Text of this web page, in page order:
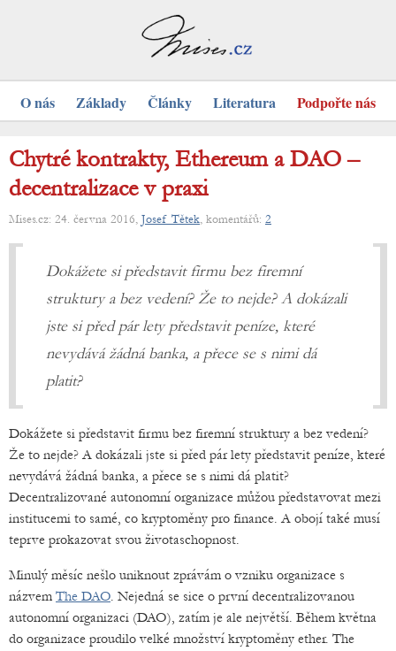
O nás Základy Články Literatura Podpořte nás
Chytré kontrakty, Ethereum a DAO –
decentralizace v praxi
Mises.cz: 24. června 2016, Josef Tětek, komentářů: 2
Dokážete si představit firmu bez firemní
struktury a bez vedení? Že to nejde? A dokázali
jste si před pár lety představit peníze, které
nevydává žádná banka, a přece se s nimi dá
platit?
Dokážete si představit firmu bez firemní struktury a bez vedení?
Že to nejde? A dokázali jste si před pár lety představit peníze, které
nevydává žádná banka, a přece se s nimi dá platit?
Decentralizované autonomní organizace můžou představovat mezi
institucemi to samé, co kryptoměny pro finance. A obojí také musí
teprve prokazovat svou životaschopnost.
Minulý měsíc nešlo uniknout zprávám o vzniku organizace s
názvem The DAO. Nejedná se sice o první decentralizovanou
autonomní organizaci (DAO), zatím je ale největší. Během května
do organizace proudilo velké množství kryptoměny ether. The